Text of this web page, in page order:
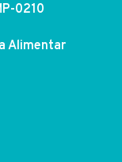
0210
Alimentar